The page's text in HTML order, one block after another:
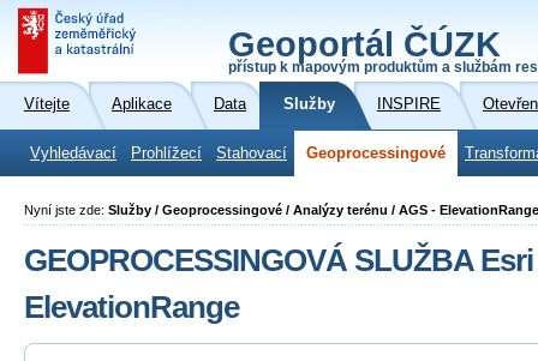
Geoportál ČÚZK
přístup k mapovým produktům a službám
Vítejte Aplikace Data Služby INSPIRE
Vyhledávací Prohlížecí Stahovací Geoprocessingové
Nyní jste zde: Služby / Geoprocessingové / Analýzy terénu / AGS - ElevationRange
GEOPROCESSINGOVÁ SLUŽBA
ElevationRange